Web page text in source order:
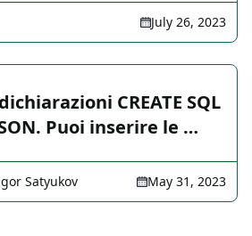
July 26, 2023
CREATE SQL
Puoi inserire le …
Satyukov May 31, 2023